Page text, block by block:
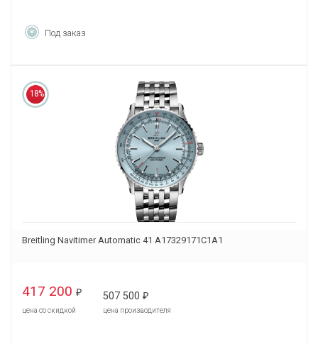
Под заказ
18%
Breitling Navitimer Automatic 41 A17329171C1A1
417 200 ₽
цена со скидкой
507 500 ₽
цена производителя